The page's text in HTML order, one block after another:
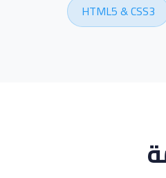
HTML5 & CSS3